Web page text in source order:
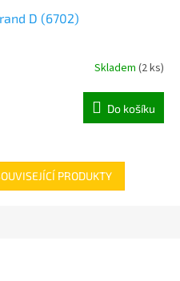
D (6702)
Skladem (2 ks)
Do košíku
PRODUKTY